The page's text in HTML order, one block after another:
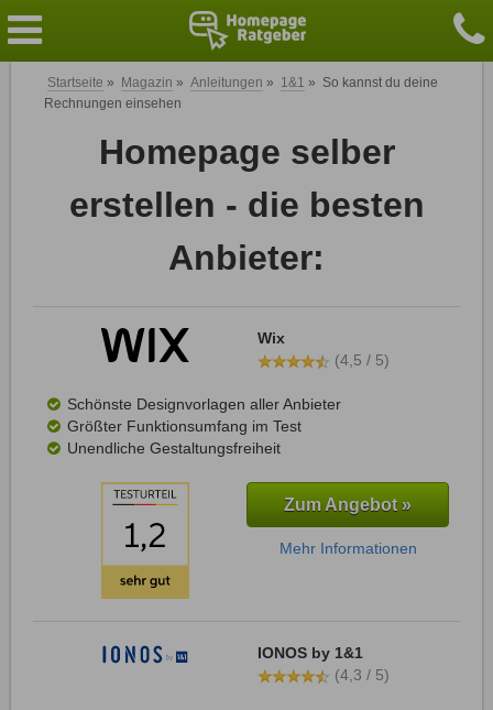
Startseite » Magazin » Anleitungen » 1&1 » So kannst du deine
Rechnungen einsehen
Homepage selber
erstellen - die besten
Anbieter:
Wix
(4,5 / 5)
Schönste Designvorlagen aller Anbieter
Größter Funktionsumfang im Test
Unendliche Gestaltungsfreiheit
Zum Angebot »
Mehr Informationen
IONOS by 1&1
(4,3 / 5)